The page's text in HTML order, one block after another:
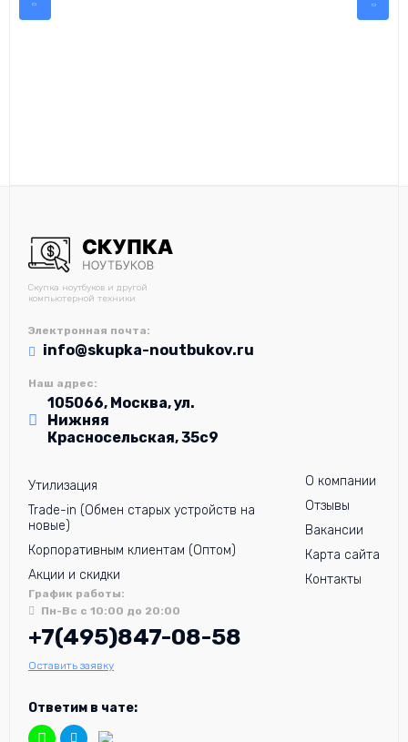
Скупка ноутбуков и другой
компьютерной техники
Электронная почта:
info@skupka-noutbukov.ru
Наш адрес:
105066, Москва, ул.
Нижняя
Красносельская, 35с9
Утилизация
Trade-in (Обмен старых устройств на
новые)
Корпоративным клиентам (Оптом)
Акции и скидки
О компании
Отзывы
Вакансии
Карта сайта
Контакты
График работы:
Пн-Вс с 10:00 до 20:00
+7(495)847-08-58
Оставить заявку
Ответим в чате: